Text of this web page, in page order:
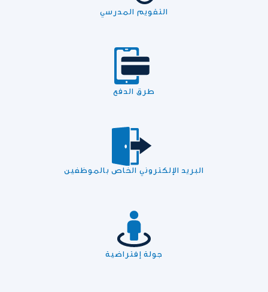
التقويم المدرسي
طرق الدفع
البريد الإلكتروني الخاص بالموظفين
جولة إفتراضية